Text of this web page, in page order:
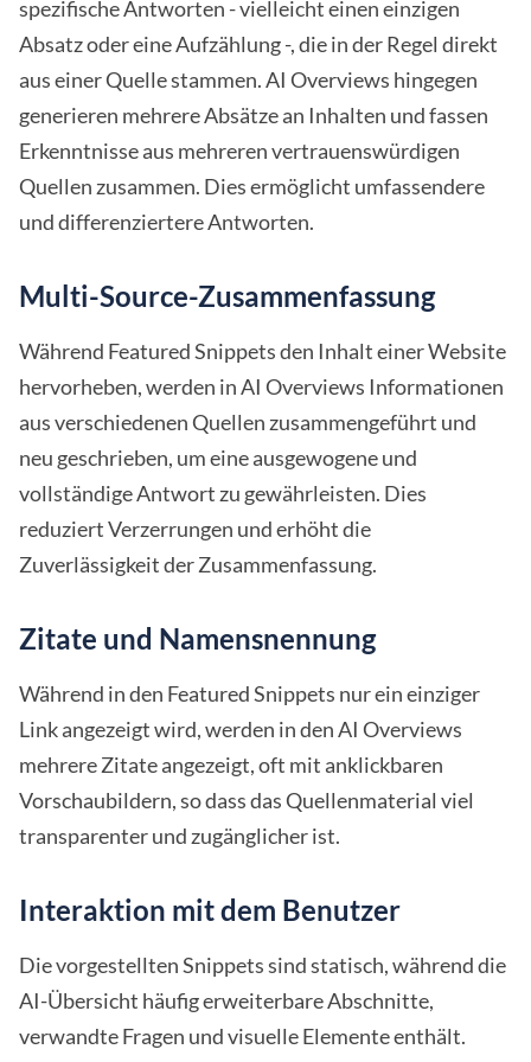
spezifische Antworten - vielleicht einen einzigen
Absatz oder eine Aufzählung -, die in der Regel direkt
aus einer Quelle stammen. AI Overviews hingegen
generieren mehrere Absätze an Inhalten und fassen
Erkenntnisse aus mehreren vertrauenswürdigen
Quellen zusammen. Dies ermöglicht umfassendere
und differenziertere Antworten.
Multi-Source-Zusammenfassung
Während Featured Snippets den Inhalt einer Website
hervorheben, werden in AI Overviews Informationen
aus verschiedenen Quellen zusammengeführt und
neu geschrieben, um eine ausgewogene und
vollständige Antwort zu gewährleisten. Dies
reduziert Verzerrungen und erhöht die
Zuverlässigkeit der Zusammenfassung.
Zitate und Namensnennung
Während in den Featured Snippets nur ein einziger
Link angezeigt wird, werden in den AI Overviews
mehrere Zitate angezeigt, oft mit anklickbaren
Vorschaubildern, so dass das Quellenmaterial viel
transparenter und zugänglicher ist.
Interaktion mit dem Benutzer
Die vorgestellten Snippets sind statisch, während die
AI-Übersicht häufig erweiterbare Abschnitte,
verwandte Fragen und visuelle Elemente enthält.